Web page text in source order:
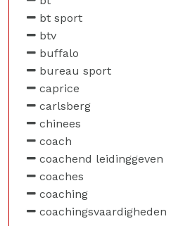
bt sport
btv
buffalo
bureau sport
caprice
carlsberg
chinees
coach
coachend leidinggeven
coaches
coaching
coachingsvaardigheden